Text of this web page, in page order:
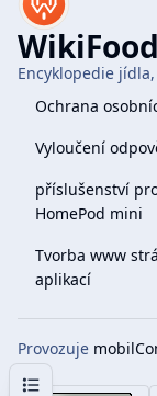
Obsah
Encyklopedie
Ochrana
Vyloučení
příslušenství
HomePod mini
Tvorba www
aplikací
Provozuje
4.0